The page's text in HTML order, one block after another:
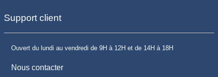
Support client
Ouvert du lundi au vendredi de 9H à 12H et de 14H à 18H
Nous contacter